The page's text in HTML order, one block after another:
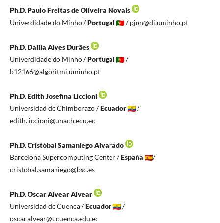
Ph.D. Paulo Freitas de Oliveira Novais
Univerdidade do Minho /Portugal / pjon@di.uminho.pt
Ph.D. Dalila Alves Durães
Univerdidade do Minho /Portugal
/
b12166@algoritmi.uminho.pt
Ph.D. Edith Josefina Liccioni
Universidad de Chimborazo /Ecuador
/
edith.liccioni@unach.edu.ec
Ph.D. Cristóbal Samaniego Alvarado
Barcelona Supercomputing Center /España
/
cristobal.samaniego@bsc.es
Ph.D. Oscar Alvear Alvear
Universidad de Cuenca /Ecuador
/
oscar.alvear@ucuenca.edu.ec